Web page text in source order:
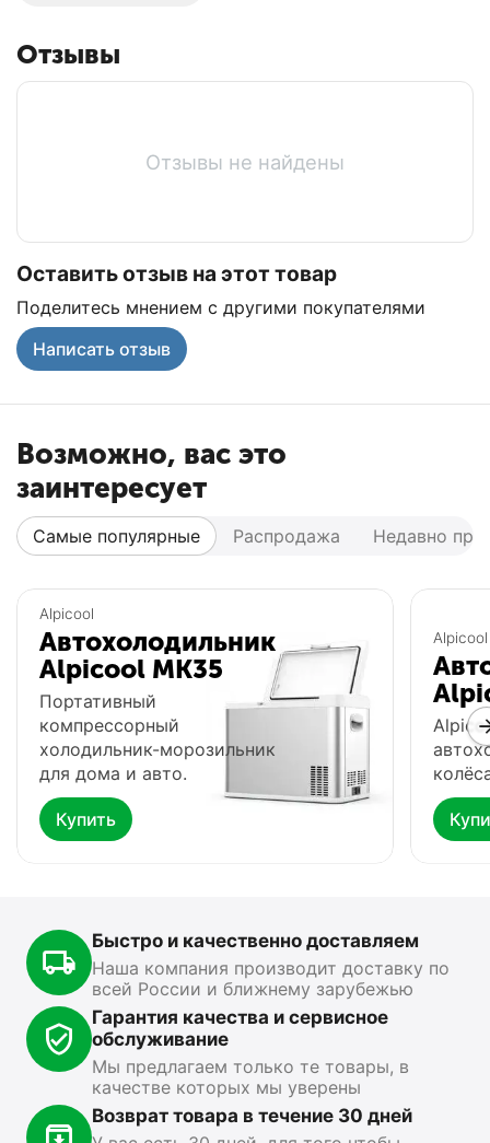
Отзывы
Отзывы не найдены
Оставить отзыв на этот товар
Поделитесь мнением с другими покупателями
Написать отзыв
Возможно, вас это
заинтересует
Самые популярные Распродажа Недавно
Популярный
Автохолодильник
15 499 00 ₽
Популярный
13 89000 ₽
Показать ещё
Alpicool
Автохолодильник
Alpicool MK35
Портативный
компрессорный
холодильник-морозильник
для дома и авто.
Купить
Alpicool
Быстро и качественно доставляем
Наша компания производит доставку по
всей России и ближнему зарубежью
Гарантия качества и сервисное
обслуживание
Мы предлагаем только те товары, в
качестве которых мы уверены
Возврат товара в течение 30 дней